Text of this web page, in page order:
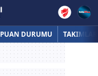
PUAN DURUMU TAKIMLAR